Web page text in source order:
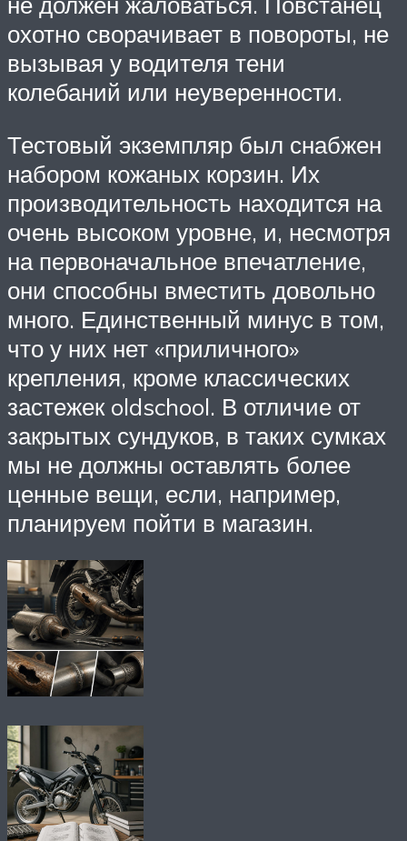
охотно сворачивает в повороты, не
вызывая у водителя тени
колебаний или неуверенности.
Тестовый экземпляр был снабжен
набором кожаных корзин. Их
производительность находится на
очень высоком уровне, и, несмотря
на первоначальное впечатление,
они способны вместить довольно
много. Единственный минус в том,
что у них нет «приличного»
крепления, кроме классических
застежек oldschool. В отличие от
закрытых сундуков, в таких сумках
мы не должны оставлять более
ценные вещи, если, например,
планируем пойти в магазин.